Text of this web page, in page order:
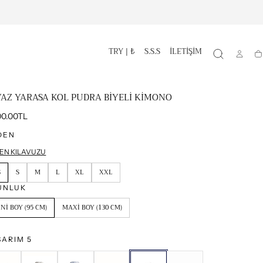
TRY | ₺ S.S.S İLETİŞİM
YARASA KOL PUDRA BİYELİ KİMONO
KILAVUZU
S M L XL XXL
BOY (95 CM) MAXI BOY (130 CM)
5